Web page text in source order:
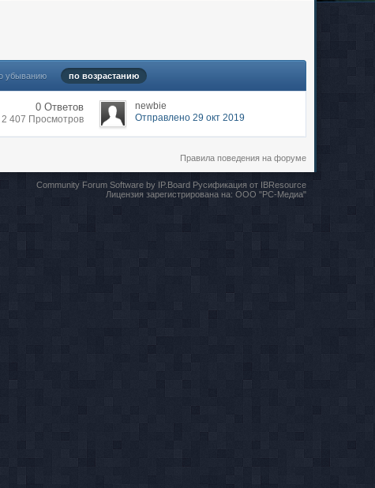
убыванию по возрастанию
0 Ответов
2 407 Просмотров
newbie
Отправлено 29 окт 2019
Правила поведения на форуме
Community Forum Software by IP.BoardРусификация от IBResource
Лицензия зарегистрирована на: ООО "РС-Медиа"